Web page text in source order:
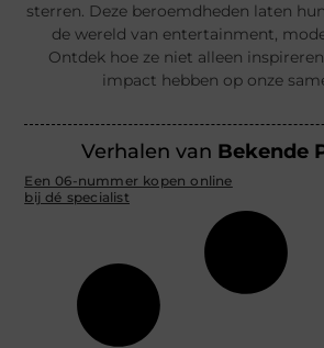
sterren. Deze beroemdheden laten
de wereld van entertainment,
Ontdek hoe ze niet alleen
impact hebben op onze
Verhalen van Bekende
Een 06-nummer kopen online
bij dé specialist